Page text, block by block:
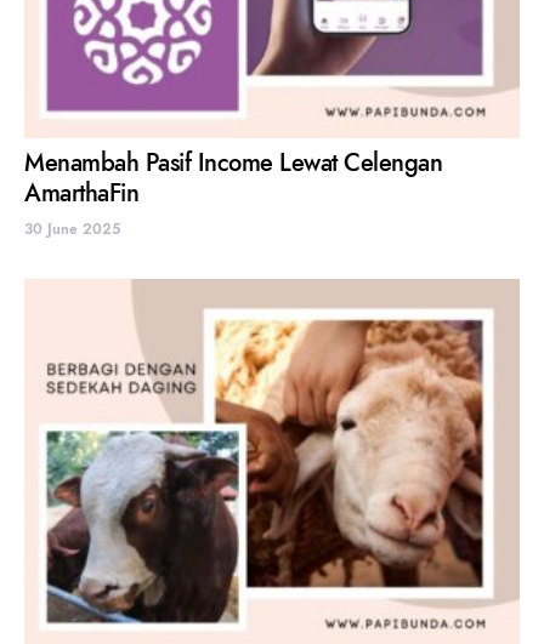
Menambah Pasif Income Lewat Celengan
AmarthaFin
30 June 2025